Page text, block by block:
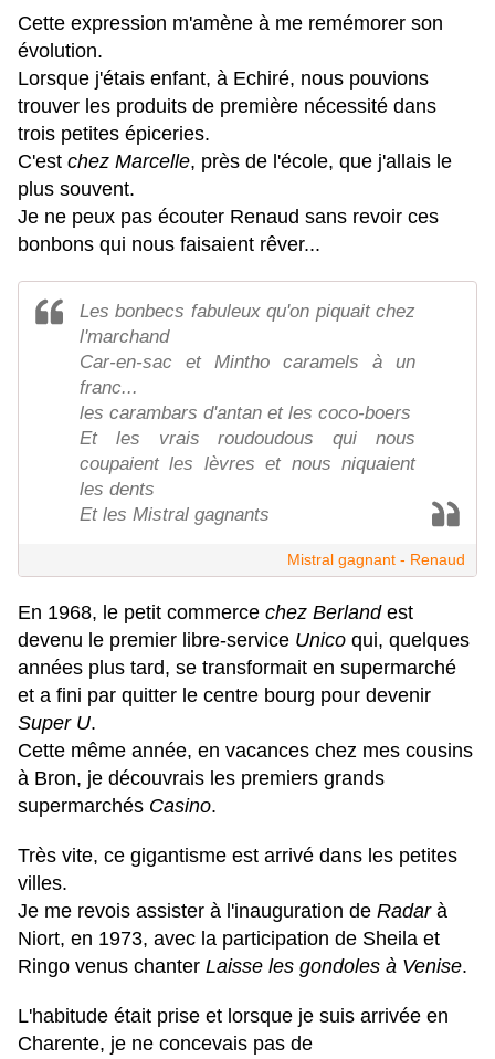
Cette expression m'amène à me remémorer son
évolution.
Lorsque j'étais enfant, à Echiré, nous pouvions
trouver les produits de première nécessité dans
trois petites épiceries.
C'est chez Marcelle, près de l'école, que j'allais le
plus souvent.
Je ne peux pas écouter Renaud sans revoir ces
bonbons qui nous faisaient rêver...
Les bonbecs fabuleux qu'on piquait chez
l'marchand
Car-en-sac et Mintho caramels à un
franc...
les carambars d'antan et les coco-boers
Et les vrais roudoudous qui nous
coupaient les lèvres et nous niquaient
les dents
Et les Mistral gagnants
Mistral gagnant - Renaud
En 1968, le petit commerce chez Berlandest
devenu le premier libre-service Unico qui, quelques
années plus tard, se transformait en supermarché
et a fini par quitter le centre bourg pour devenir
Super U.
Cette même année, en vacances chez mes cousins
à Bron, je découvrais les premiers grands
supermarchés Casino.
Très vite, ce gigantisme est arrivé dans les petites
villes.
Je me revois assister à l'inauguration de Radarà
Niort, en 1973, avec la participation de Sheila et
Ringo venus chanter Laisse les gondoles à Venise.
L'habitude était prise et lorsque je suis arrivée en
Charente, je ne concevais pas de